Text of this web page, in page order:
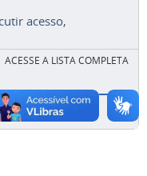
acesso,
ACESSE A LISTA COMPLETA